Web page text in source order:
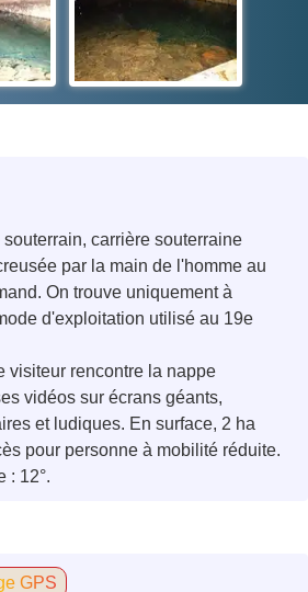
carrière souterraine
par la main de l'homme au
On trouve uniquement à
d'exploitation utilisé au 19e
visiteur rencontre la nappe
vidéos sur écrans géants,
et ludiques. En surface, 2 ha
pour personne à mobilité réduite.
: 12°.
GPS